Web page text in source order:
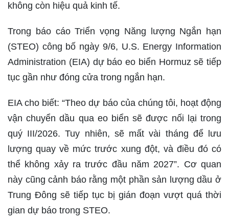
không còn hiệu quả kinh tế.
Trong báo cáo Triển vọng Năng lượng Ngắn hạn
(STEO) công bố ngày 9/6, U.S. Energy Information
Administration (EIA) dự báo eo biển Hormuz sẽ tiếp
tục gần như đóng cửa trong ngắn hạn.
EIA cho biết: “Theo dự báo của chúng tôi, hoạt động
vận chuyển dầu qua eo biển sẽ được nối lại trong
quý III/2026. Tuy nhiên, sẽ mất vài tháng để lưu
lượng quay về mức trước xung đột, và điều đó có
thể không xảy ra trước đầu năm 2027”. Cơ quan
này cũng cảnh báo rằng một phần sản lượng dầu ở
Trung Đông sẽ tiếp tục bị gián đoạn vượt quá thời
gian dự báo trong STEO.